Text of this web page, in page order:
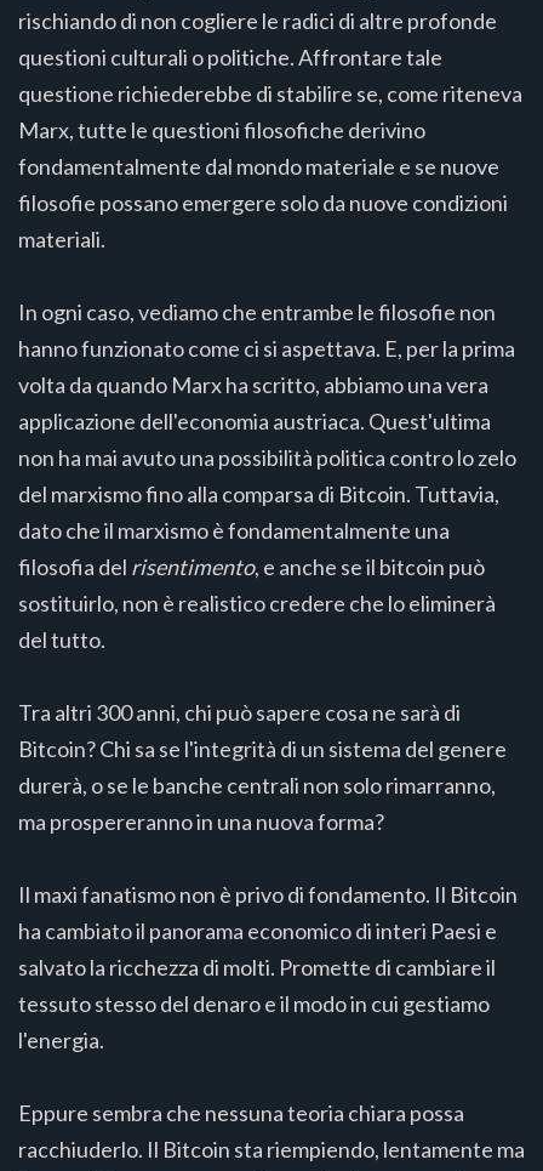
rischiando di non cogliere le radici di altre profonde
questioni culturali o politiche. Affrontare tale
questione richiederebbe di stabilire se, come riteneva
Marx, tutte le questioni filosofiche derivino
fondamentalmente dal mondo materiale e se nuove
filosofie possano emergere solo da nuove condizioni
materiali.
In ogni caso, vediamo che entrambe le filosofie non
hanno funzionato come ci si aspettava. E, per la prima
volta da quando Marx ha scritto, abbiamo una vera
applicazione dell'economia austriaca. Quest'ultima
non ha mai avuto una possibilità politica contro lo zelo
del marxismo fino alla comparsa di Bitcoin. Tuttavia,
dato che il marxismo è fondamentalmente una
filosofia del risentimento, e anche se il bitcoin può
sostituirlo, non è realistico credere che lo eliminerà
del tutto.
Tra altri 300 anni, chi può sapere cosa ne sarà di
Bitcoin? Chi sa se l'integrità di un sistema del genere
durerà, o se le banche centrali non solo rimarranno,
ma prospereranno in una nuova forma?
Il maxi fanatismo non è privo di fondamento. Il Bitcoin
ha cambiato il panorama economico di interi Paesi e
salvato la ricchezza di molti. Promette di cambiare il
tessuto stesso del denaro e il modo in cui gestiamo
l'energia.
Eppure sembra che nessuna teoria chiara possa
racchiuderlo. Il Bitcoin sta riempiendo, lentamente ma